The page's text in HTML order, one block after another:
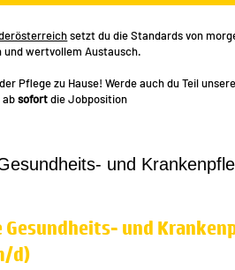
setzt du die Standards von
und wertvollem Austausch.
Pflege zu Hause! Werde auch du Teil
absofortdie Jobposition
und
und
d)